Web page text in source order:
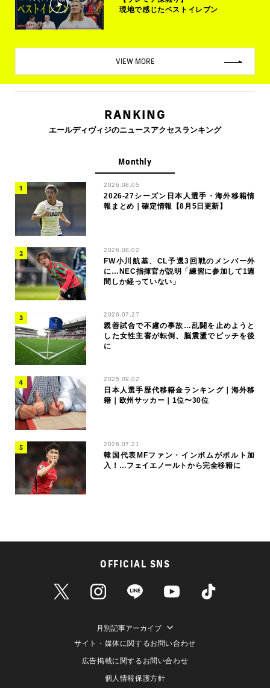
現地で感じたベストイレブン
VIEW MORE
RANKING
エールディヴィジのニュースアクセスランキング
Monthly
2026.08.05
2026-27シーズン日本人選手・海外移籍情
報まとめ｜確定情報【8月5日更新】
2026.08.02
FW小川航基、CL予選3回戦のメンバー外
に…NEC指揮官が説明「練習に参加して1週
間しか経っていない」
2026.07.27
親善試合で不慮の事故…乱闘を止めようと
した女性主審が転倒、脳震盪でピッチを後
に
2025.09.02
日本人選手歴代移籍金ランキング｜海外移
籍｜欧州サッカー｜1位〜30位
2026.07.21
韓国代表MFファン・インボムがポルト加
入！…フェイエノールトから完全移籍に
OFFICIAL SNS
月別記事アーカイブ
サイト・媒体に関するお問い合わせ
広告掲載に関するお問い合わせ
個人情報保護方針